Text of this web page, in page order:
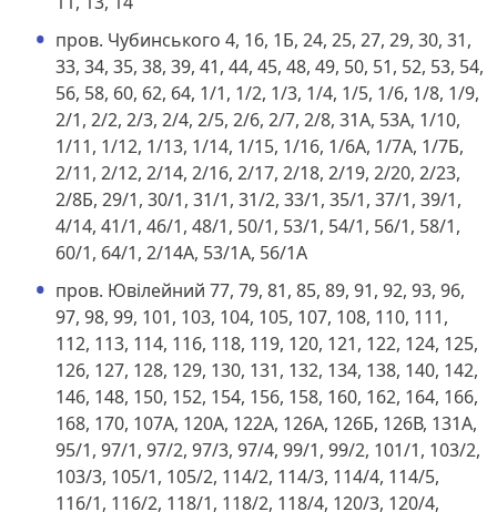
пров. Чубинського 4, 16, 1Б, 24, 25, 27, 29, 30, 31,
33, 34, 35, 38, 39, 41, 44, 45, 48, 49, 50, 51, 52, 53, 54,
56, 58, 60, 62, 64, 1/1, 1/2, 1/3, 1/4, 1/5, 1/6, 1/8, 1/9,
2/1, 2/2, 2/3, 2/4, 2/5, 2/6, 2/7, 2/8, 31А, 53А, 1/10,
1/11, 1/12, 1/13, 1/14, 1/15, 1/16, 1/6А, 1/7А, 1/7Б,
2/11, 2/12, 2/14, 2/16, 2/17, 2/18, 2/19, 2/20, 2/23,
2/8Б, 29/1, 30/1, 31/1, 31/2, 33/1, 35/1, 37/1, 39/1,
4/14, 41/1, 46/1, 48/1, 50/1, 53/1, 54/1, 56/1, 58/1,
60/1, 64/1, 2/14А, 53/1А, 56/1А
пров. Ювілейний 77, 79, 81, 85, 89, 91, 92, 93, 96,
97, 98, 99, 101, 103, 104, 105, 107, 108, 110, 111,
112, 113, 114, 116, 118, 119, 120, 121, 122, 124, 125,
126, 127, 128, 129, 130, 131, 132, 134, 138, 140, 142,
146, 148, 150, 152, 154, 156, 158, 160, 162, 164, 166,
168, 170, 107А, 120А, 122А, 126А, 126Б, 126В, 131А,
95/1, 97/1, 97/2, 97/3, 97/4, 99/1, 99/2, 101/1, 103/2,
103/3, 105/1, 105/2, 114/2, 114/3, 114/4, 114/5,
116/1, 116/2, 118/1, 118/2, 118/4, 120/3, 120/4,